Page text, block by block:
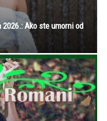
Ako ste umorni od